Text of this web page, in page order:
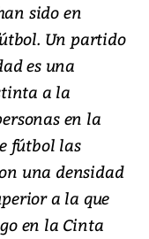
sido en
Un partido
es una
a la
en la
fútbol las
una densidad
a la que
en la Cinta